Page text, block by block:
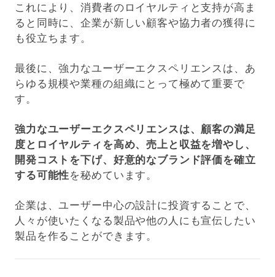
これにより、消費者のロイヤルティと支持が高ま
ると同時に、企業が新しい顧客や協力者の獲得に
も役立ちます。
最後に、強力なユーザーエクスペリエンスは、あ
らゆる規模や業種の組織にとって極めて重要で
す。
強力なユーザーエクスペリエンスは、顧客の満足
度とロイヤルティを高め、売上と収益を増やし、
開発コストを下げ、好意的なブランド評価を確立
する可能性を秘めています。
企業は、ユーザー中心の設計に投資することで、
人々が使いたくなる製品や他の人にも宣伝したい
製品を作ることができます。